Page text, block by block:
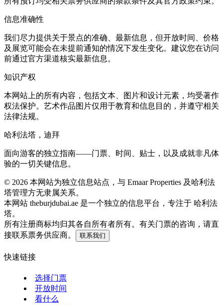
信息准确性
我们尽力提供关于景点的准确、最新信息，但开放时间、价格
及展览可能会在未提前通知的情况下发生变化。建议您在访问
前通过官方渠道核实最新信息。
知识产权
本网站上的所有内容，包括文本、图片和设计元素，均受著作
权法保护。艺术作品图片仅用于教育和信息目的，并遵守相关
法律法规。
哈利法塔，迪拜
面向游客的独立指南——门票、时间、贴士，以及成就非凡体
验的一切关键信息。
© 2026 本网站为独立信息站点，与 Emaar Properties 及哈利法
塔管理方无隶属关系。
本网站 theburjdubai.ae 是一个独立的信息平台，专注于 哈利法
塔。
所有注册商标均归其各自所有者所有。有关门票的咨询，请直
接联系票务供应商。
联系我们
快速链接
选择门票
开放时间
看什么